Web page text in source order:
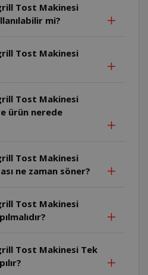
Tost Makinesi
mi?
Tost Makinesi
Tost Makinesi
ürün nerede
Tost Makinesi
ne zaman söner?
Tost Makinesi
Tost Makinesi Tek